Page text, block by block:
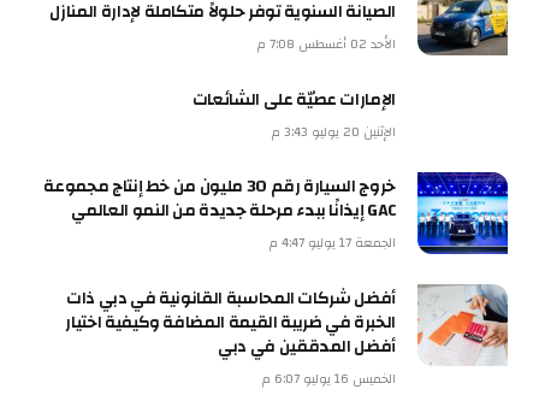
الصيانة السنوية توفر حلولاً متكاملة لإدارة المنازل
الأحد 02 أغسطس 7:08 م
الإمارات عصيّة على الشائعات
الإثنين 20 يوليو 3:43 م
خروج السيارة رقم 30 مليون من خط إنتاج مجموعة
GAC إيذانًا ببدء مرحلة جديدة من النمو العالمي
الجمعة 17 يوليو 4:47 م
أفضل شركات المحاسبة القانونية في دبي ذات
الخبرة في ضريبة القيمة المضافة وكيفية اختيار
أفضل المدققين في دبي
الخميس 16 يوليو 6:07 م